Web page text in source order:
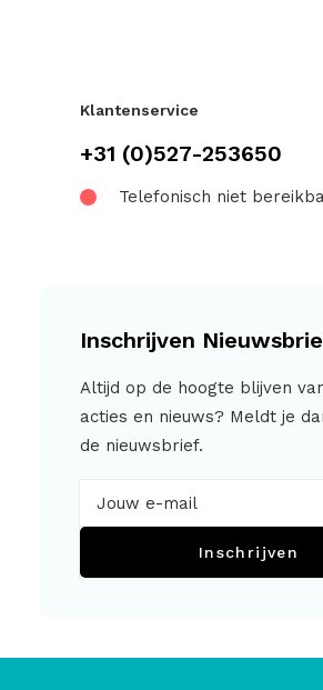
Klantenservice
+31 (0)527-253650
Telefonisch niet
Inschrijven
Altijd op de hoogte blijven
acties en nieuws? Meldt je
de nieuwsbrief.
Inschrijven